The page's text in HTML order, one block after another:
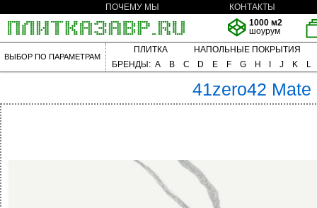
ПОЧЕМУ МЫ
КОНТАКТЫ
1000 м2
шоурум
ВЫБОР ПО ПАРАМЕТРАМ
ПЛИТКА
НАПОЛЬНЫЕ ПОКРЫТИЯ
БРЕНДЫ: A B C D E F G H J K L
41zero42 Mate